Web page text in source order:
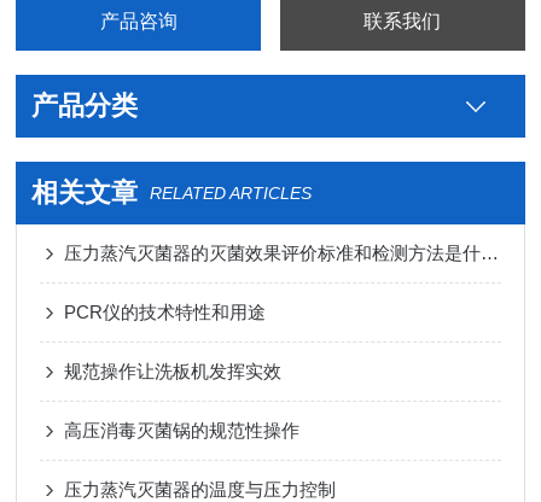
产品咨询 联系我们
产品分类
相关文章 RELATED ARTICLES
压力蒸汽灭菌器的灭菌效果评价标准和检测方法是什么？
PCR仪的技术特性和用途
规范操作让洗板机发挥实效
高压消毒灭菌锅的规范性操作
压力蒸汽灭菌器的温度与压力控制